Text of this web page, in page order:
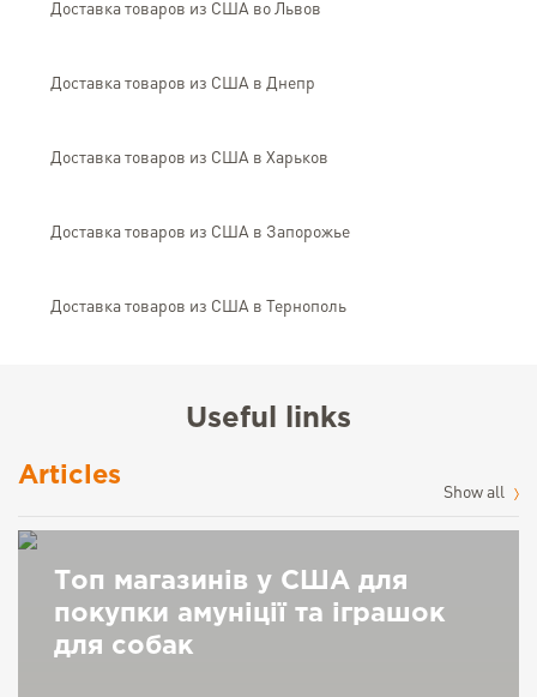
Доставка товаров из США во Львов
Доставка товаров из США в Днепр
Доставка товаров из США в Харьков
Доставка товаров из США в Запорожье
Доставка товаров из США в Тернополь
Useful links
Articles
Show all
Топ магазинів у США для
покупки амуніції та іграшок
для собак